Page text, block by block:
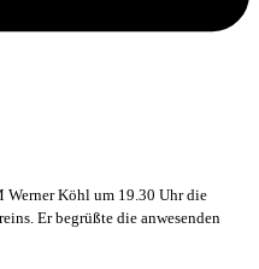
Werner Köhl um 19.30 Uhr die
Er begrüßte die anwesenden